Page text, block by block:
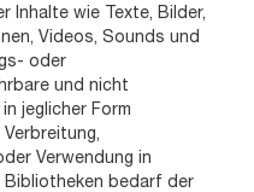
Inhalte wie Texte, Bilder,
Videos, Sounds und
oder
und nicht
jeglicher Form
Verwendung in
bedarf der